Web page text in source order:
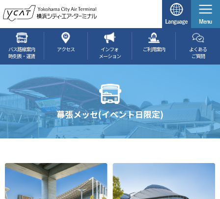
バス路線案内
時刻表・運賃
アクセス
インフォ
メーション
ご利用案内
よくある
ご質問
幕張メッセ(イベント日限定)